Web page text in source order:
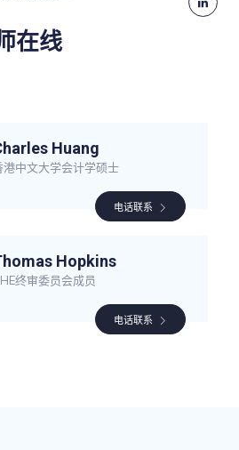
在线
Huang
港中文大学会计学硕士
电话联系
Hopkins
终审委员会成员
电话联系